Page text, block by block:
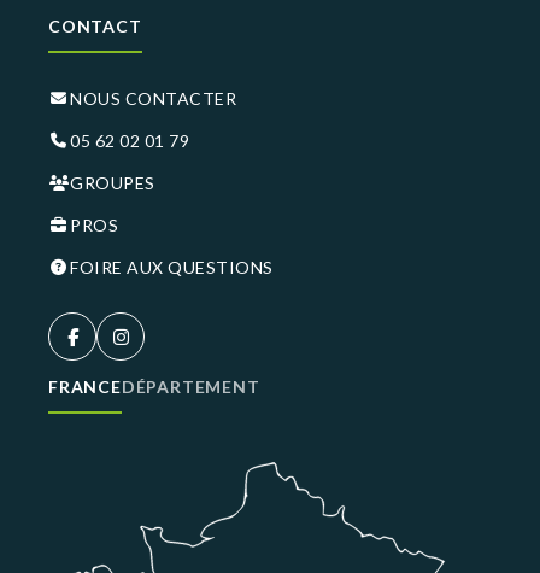
CONTACT
NOUS CONTACTER
05 62 02 01 79
GROUPES
PROS
FOIRE AUX QUESTIONS
FRANCEDÉPARTEMENT